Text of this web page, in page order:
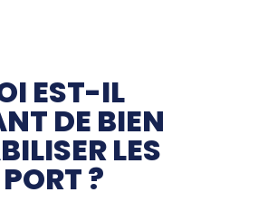
EST-IL
DE BIEN
LES
?